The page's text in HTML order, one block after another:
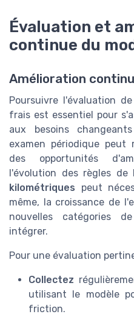
Évaluation et
continue du
Amélioration
Poursuivre l'évaluation
frais est essentiel pour
aux besoins
examen périodique peut
des opportunités
l'évolution des règles de
kilométriques peut
même, la croissance de
nouvelles catégories
intégrer.
Pour une évaluation
Collectez
utilisant le modèle
friction.